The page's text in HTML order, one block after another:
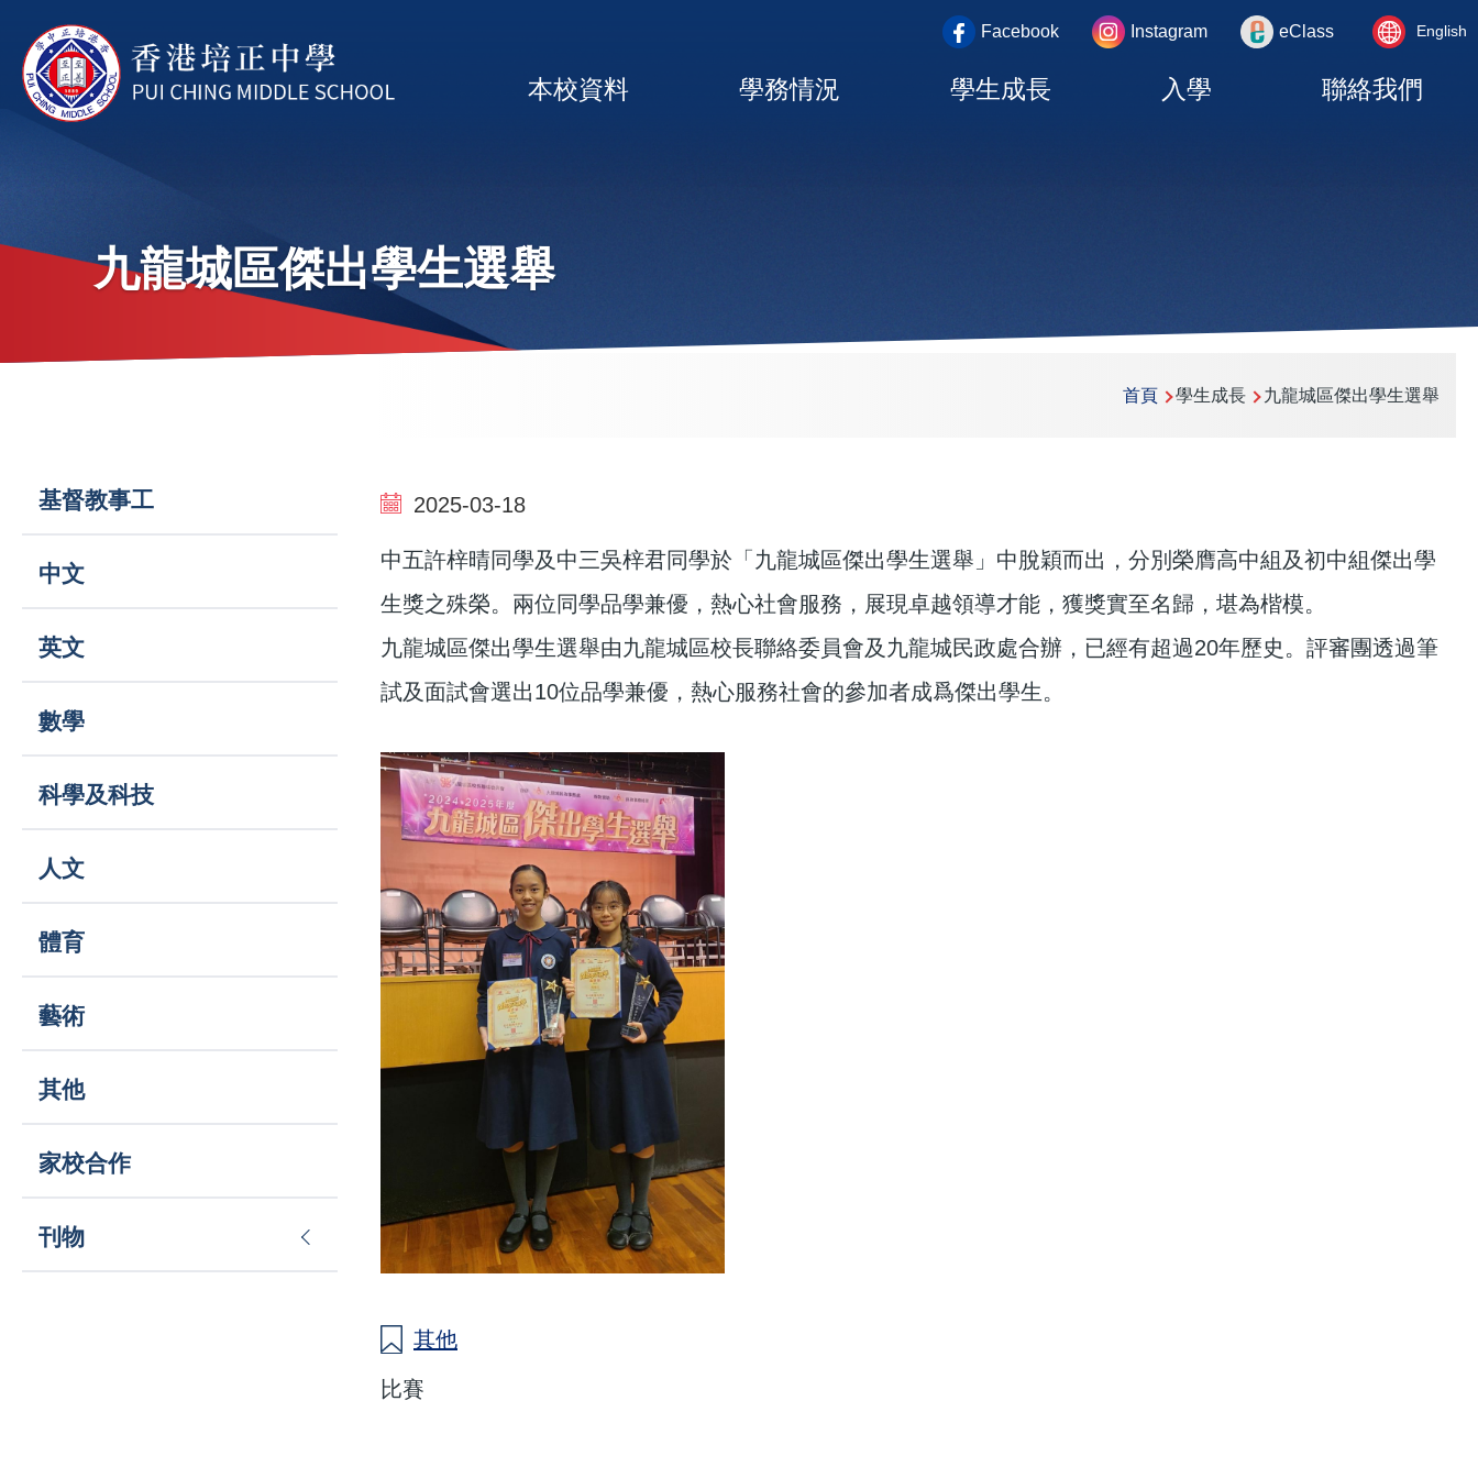
top_area
Facebook Instagram eClass
Language
switcher
English
navigation
本校資料 學務情況 學生成長 入學 聯絡我們
九龍城區傑出學生選舉
結
首頁 學生成長 九龍城區傑出學生選舉
2025-03-18
中五許梓晴同學及中三吳梓君同學於「九龍城區傑出學生選舉」中脫穎而出，分別榮膺高中組及初中組傑出學
生獎之殊榮。兩位同學品學兼優，熱心社會服務，展現卓越領導才能，獲獎實至名歸，堪為楷模。
九龍城區傑出學生選舉由九龍城區校長聯絡委員會及九龍城民政處合辦，已經有超過20年歷史。評審團透過筆
試及面試會選出10位品學兼優，熱心服務社會的參加者成爲傑出學生。
其他
比賽
Main
navigation
基督教事工
中文
英文
數學
科學及科技
人文
體育
藝術
其他
家校合作
刊物